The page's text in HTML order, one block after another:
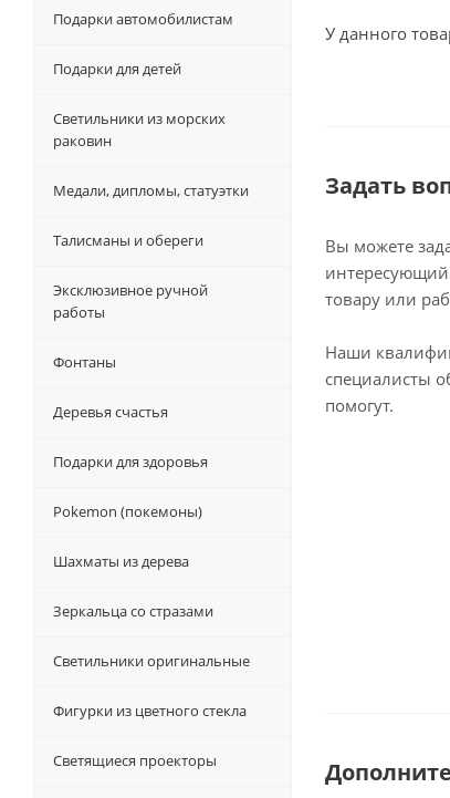
У данного
Задать
Вы можете
интересующий
товару или
Наши
специалисты
помогут.
Подарки автомобилистам
Подарки для детей
Светильники из морских
раковин
Медали, дипломы, статуэтки
Талисманы и обереги
Эксклюзивное ручной
работы
Фонтаны
Деревья счастья
Подарки для здоровья
Pokemon (покемоны)
Шахматы из дерева
Зеркальца со стразами
Светильники оригинальные
Фигурки из цветного стекла
Светящиеся проекторы